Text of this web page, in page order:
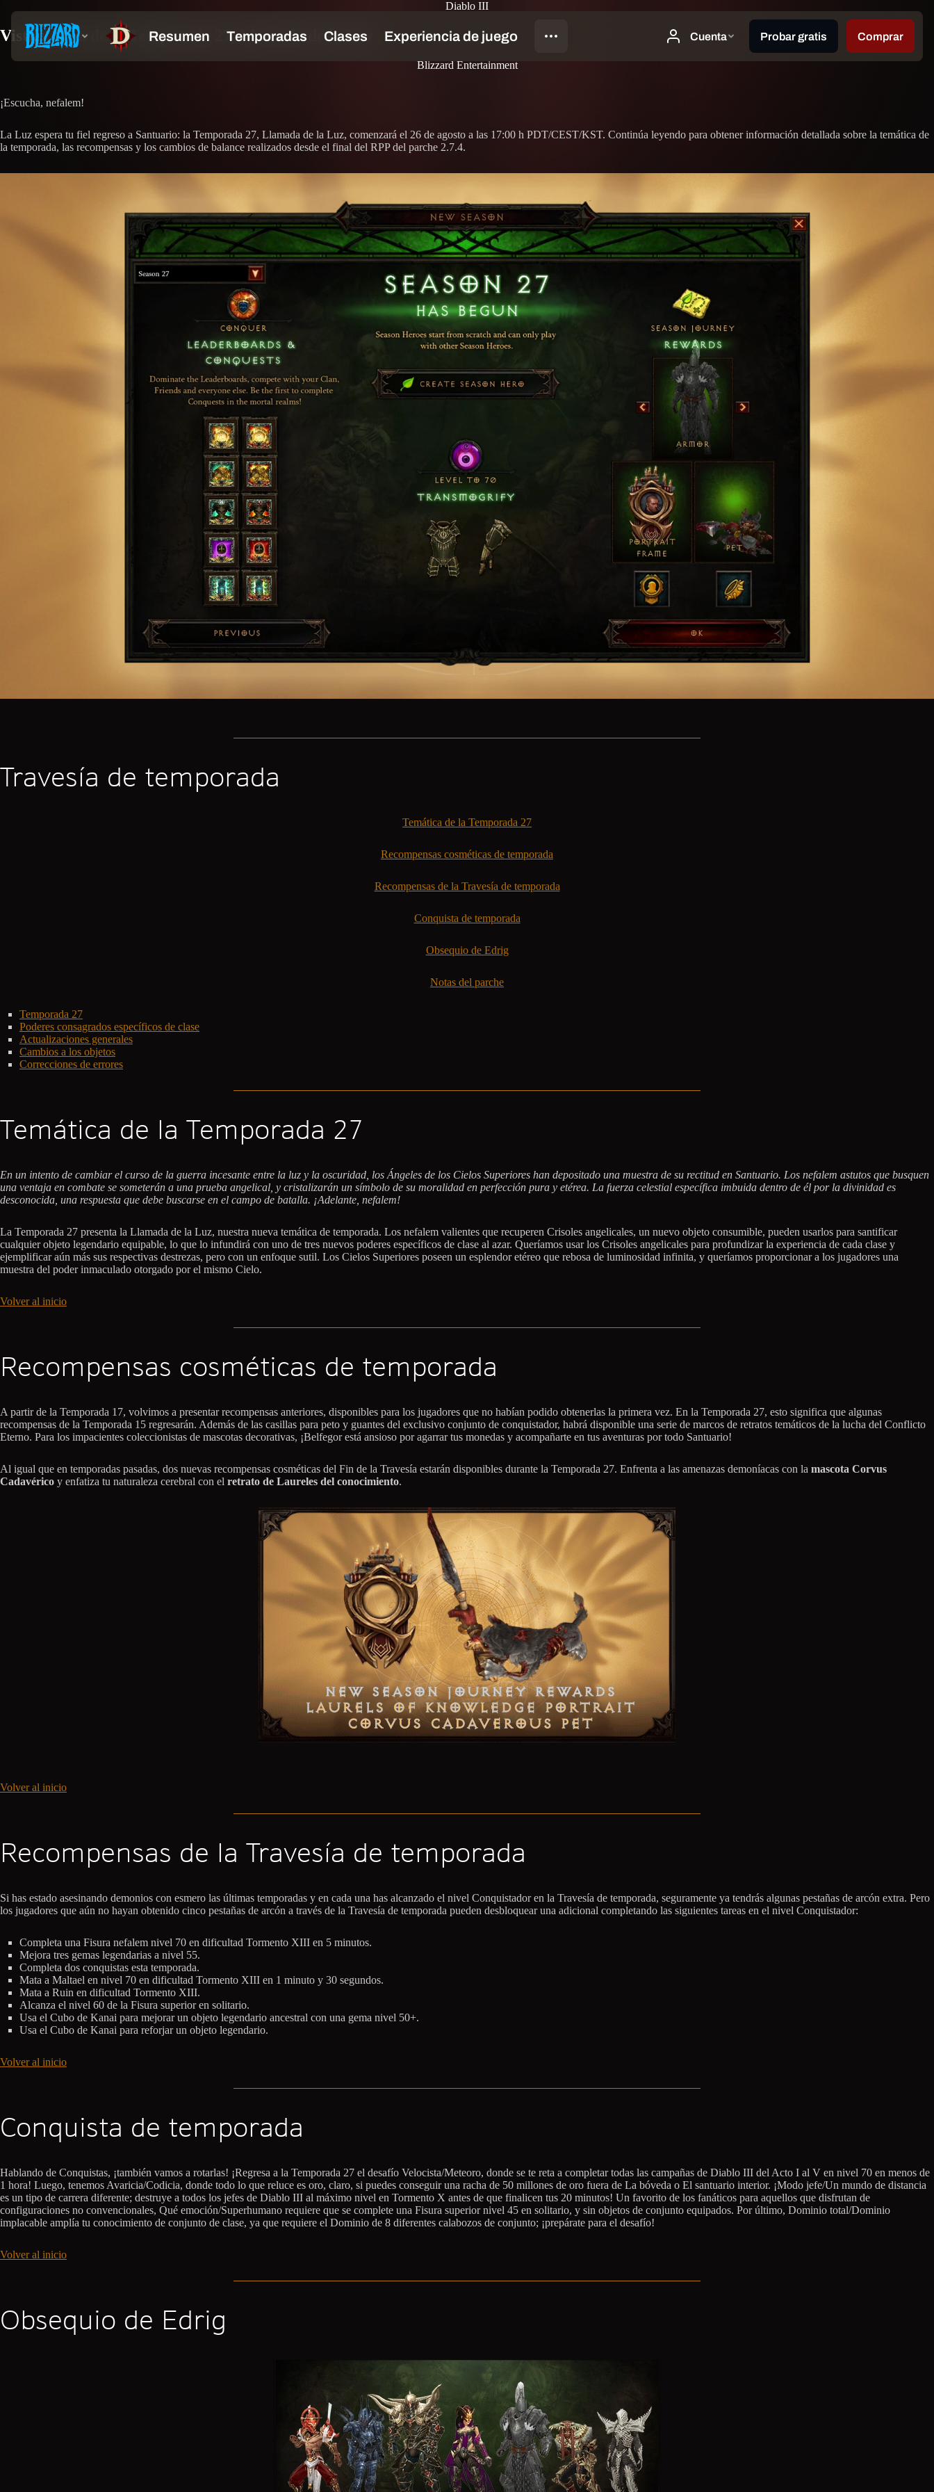
Diablo III
Vista previa de la Temporada 27, Llamada de la Luz
Blizzard Entertainment
¡Escucha, nefalem!
La Luz espera tu fiel regreso a Santuario: la Temporada 27, Llamada de la Luz, comenzará el 26 de agosto a las 17:00 h PDT/CEST/KST. Continúa leyendo para obtener información detallada sobre la temática de
la temporada, las recompensas y los cambios de balance realizados desde el final del RPP del parche 2.7.4.
Travesía de temporada
Temática de la Temporada 27
Recompensas cosméticas de temporada
Recompensas de la Travesía de temporada
Conquista de temporada
Obsequio de Edrig
Notas del parche
Temporada 27
Poderes consagrados específicos de clase
Actualizaciones generales
Cambios a los objetos
Correcciones de errores
Temática de la Temporada 27
En un intento de cambiar el curso de la guerra incesante entre la luz y la oscuridad, los Ángeles de los Cielos Superiores han depositado una muestra de su rectitud en Santuario. Los nefalem astutos que busquen
una ventaja en combate se someterán a una prueba angelical, y cristalizarán un símbolo de su moralidad en perfección pura y etérea. La fuerza celestial específica imbuida dentro de él por la divinidad es
desconocida, una respuesta que debe buscarse en el campo de batalla. ¡Adelante, nefalem!
La Temporada 27 presenta la Llamada de la Luz, nuestra nueva temática de temporada. Los nefalem valientes que recuperen Crisoles angelicales, un nuevo objeto consumible, pueden usarlos para santificar
cualquier objeto legendario equipable, lo que lo infundirá con uno de tres nuevos poderes específicos de clase al azar. Queríamos usar los Crisoles angelicales para profundizar la experiencia de cada clase y
ejemplificar aún más sus respectivas destrezas, pero con un enfoque sutil. Los Cielos Superiores poseen un esplendor etéreo que rebosa de luminosidad infinita, y queríamos proporcionar a los jugadores una
muestra del poder inmaculado otorgado por el mismo Cielo.
Volver al inicio
Recompensas cosméticas de temporada
A partir de la Temporada 17, volvimos a presentar recompensas anteriores, disponibles para los jugadores que no habían podido obtenerlas la primera vez. En la Temporada 27, esto significa que algunas
recompensas de la Temporada 15 regresarán. Además de las casillas para peto y guantes del exclusivo conjunto de conquistador, habrá disponible una serie de marcos de retratos temáticos de la lucha del Conflicto
Eterno. Para los impacientes coleccionistas de mascotas decorativas, ¡Belfegor está ansioso por agarrar tus monedas y acompañarte en tus aventuras por todo Santuario!
Al igual que en temporadas pasadas, dos nuevas recompensas cosméticas del Fin de la Travesía estarán disponibles durante la Temporada 27. Enfrenta a las amenazas demoníacas con la mascota Corvus
Cadavérico y enfatiza tu naturaleza cerebral con el retrato de Laureles del conocimiento.
Volver al inicio
Recompensas de la Travesía de temporada
Si has estado asesinando demonios con esmero las últimas temporadas y en cada una has alcanzado el nivel Conquistador en la Travesía de temporada, seguramente ya tendrás algunas pestañas de arcón extra. Pero
los jugadores que aún no hayan obtenido cinco pestañas de arcón a través de la Travesía de temporada pueden desbloquear una adicional completando las siguientes tareas en el nivel Conquistador:
Completa una Fisura nefalem nivel 70 en dificultad Tormento XIII en 5 minutos.
Mejora tres gemas legendarias a nivel 55.
Completa dos conquistas esta temporada.
Mata a Maltael en nivel 70 en dificultad Tormento XIII en 1 minuto y 30 segundos.
Mata a Ruin en dificultad Tormento XIII.
Alcanza el nivel 60 de la Fisura superior en solitario.
Usa el Cubo de Kanai para mejorar un objeto legendario ancestral con una gema nivel 50+.
Usa el Cubo de Kanai para reforjar un objeto legendario.
Volver al inicio
Conquista de temporada
Hablando de Conquistas, ¡también vamos a rotarlas! ¡Regresa a la Temporada 27 el desafío Velocista/Meteoro, donde se te reta a completar todas las campañas de Diablo III del Acto I al V en nivel 70 en menos de
1 hora! Luego, tenemos Avaricia/Codicia, donde todo lo que reluce es oro, claro, si puedes conseguir una racha de 50 millones de oro fuera de La bóveda o El santuario interior. ¡Modo jefe/Un mundo de distancia
es un tipo de carrera diferente; destruye a todos los jefes de Diablo III al máximo nivel en Tormento X antes de que finalicen tus 20 minutos! Un favorito de los fanáticos para aquellos que disfrutan de
configuraciones no convencionales, Qué emoción/Superhumano requiere que se complete una Fisura superior nivel 45 en solitario, y sin objetos de conjunto equipados. Por último, Dominio total/Dominio
implacable amplía tu conocimiento de conjunto de clase, ya que requiere el Dominio de 8 diferentes calabozos de conjunto; ¡prepárate para el desafío!
Volver al inicio
Obsequio de Edrig